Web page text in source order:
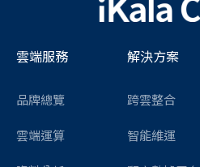
雲端服務
品牌總覽
雲端運算
解決方案
跨雲整合
智能維運